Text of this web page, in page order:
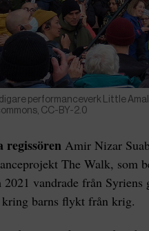
performanceverk Little
CC-BY-2.0
regissören Amir Nizar
The Walk, som
vandrade från
kring barns flykt från krig.